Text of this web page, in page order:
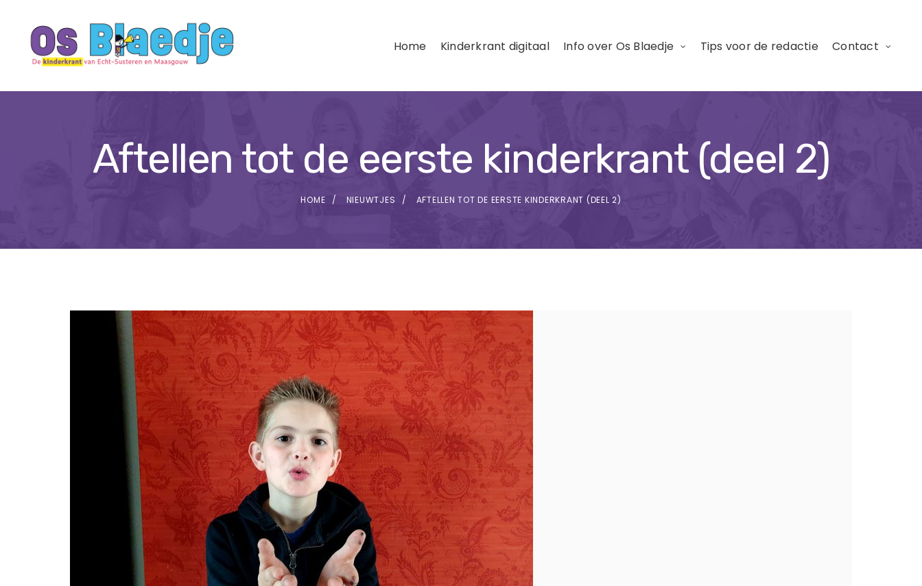
Home Kinderkrant digitaal Info over Os Blaedje Tips voor de redactie Contact
Aftellen tot de eerste kinderkrant (deel 2)
HOME NIEUWTJES AFTELLEN TOT DE EERSTE KINDERKRANT (DEEL 2)